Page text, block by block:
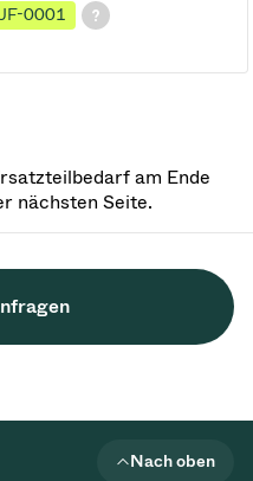
0001
am Ende
nächsten Seite.
Nach oben